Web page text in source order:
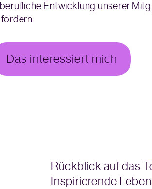
Entwicklung unserer
Das interessiert mich
Rückblick auf das
Inspirierende